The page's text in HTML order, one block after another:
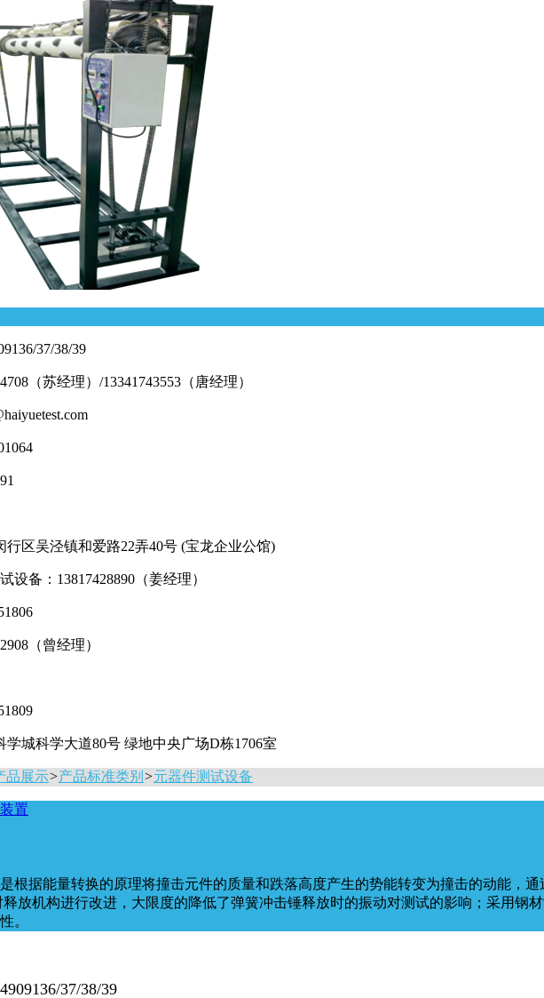
37/38/39
（苏经理）/13341743553（唐经理）
行区吴泾镇和爱路22弄40号 (宝龙企业公馆)
设备：13817428890（姜经理）
（曾经理）
学城科学大道80号 绿地中央广场D栋1706室
品展示>产品标准类别 >元器件测试设备
根据能量转换的原理将撞击元件的质量和跌落高度产生的势能转变为撞击的动能，
放机构进行改进，大限度的降低了弹簧冲击锤释放时的振动对测试的影响；采用钢
。
37/38/39